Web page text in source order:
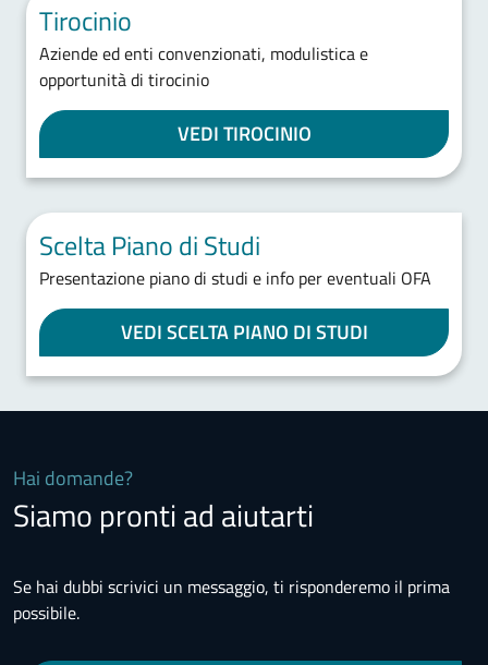
Tirocinio
Aziende ed enti convenzionati, modulistica e
opportunità di tirocinio
VEDI TIROCINIO
Scelta Piano di Studi
Presentazione piano di studi e info per eventuali OFA
VEDI SCELTA PIANO DI STUDI
Hai domande?
Siamo pronti ad aiutarti
Se hai dubbi scrivici un messaggio, ti risponderemo il prima
possibile.